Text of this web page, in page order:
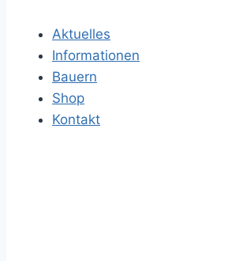
:Aktuelles
Informationen
Bauern
Shop
Kontakt